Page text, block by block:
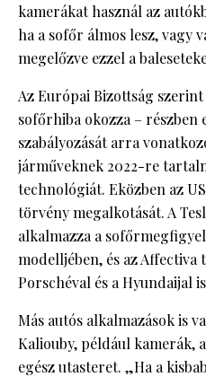
kamerákat használ az
ha a sofőr álmos lesz, vagy
megelőzve ezzel a
Az Európai Bizottság
sofőrhiba okozza – részben
szabályozását arra
járműveknek 2022-re
technológiát. Eközben az
törvény megalkotását. A
alkalmazza a
modelljében, és az Affectiva
Porschéval és a Hyundaijal
Más autós alkalmazások is
Kaliouby, például kamerák,
egész utasteret. „Ha a